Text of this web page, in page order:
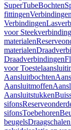
SuperTubeBochten
fittingenVerbindingen
Verbindingen
voor
materialen
materialen
Draadverbindingen
voor
Aansluitbochten
Aansluitmoffen
Aansluitstukken
sifons
sifonsToebehoren
beugelsDraagschalen